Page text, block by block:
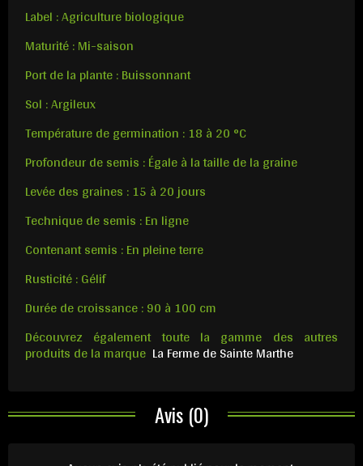
Label : Agriculture biologique
Maturité : Mi-saison
Port de la plante : Buissonnant
Sol : Argileux
Température de germination : 18 à 20 °C
Profondeur de semis : Égale à la taille de la graine
Levée des graines : 15 à 20 jours
Technique de semis : En ligne
Contenant semis : En pleine terre
Rusticité : Gélif
Durée de croissance : 90 à 100 cm
Découvrez également toute la gamme des autres
produits de la marque La Ferme de Sainte Marthe
Avis (0)